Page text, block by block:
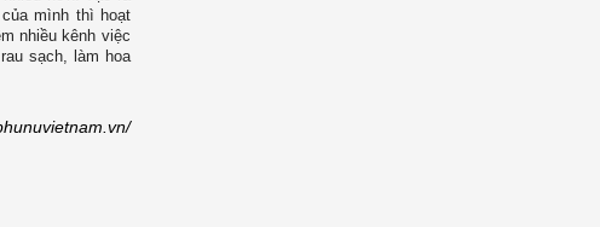
mình thì hoạt
nhiều kênh việc
sạch, làm hoa